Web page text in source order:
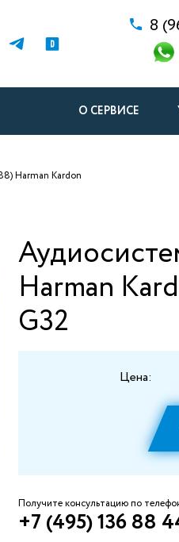
8
О СЕРВИСЕ
Harman Kardon
Harman
G32
Цена:
Получите консультацию по
+7 (495) 136 88